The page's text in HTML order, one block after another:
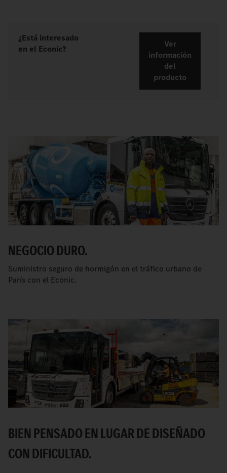
¿Está interesado
en el Econic?
Ver
información
del
producto
NEGOCIO DURO.
Suministro seguro de hormigón en el tráfico urbano de
París con el Econic.
BIEN PENSADO EN LUGAR DE DISEÑADO
CON DIFICULTAD.